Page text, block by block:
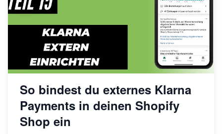
So bindest du externes Klarna
Payments in deinen Shopify
Shop ein